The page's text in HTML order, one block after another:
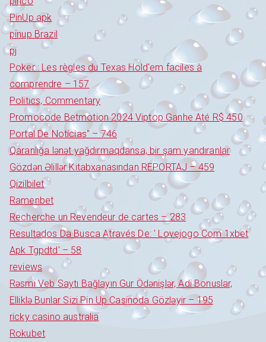
PinUp apk
pinup Brazil
pj
Poker : Les règles du Texas Hold'em faciles à
comprendre – 157
Politics, Commentary
Promocode Betmotion 2024 Viptop Ganhe Até R$ 450
Portal De Notícias" – 746
Qaranlığa lənət yağdırmaqdansa, bir şam yandıranlar
Gözdən Əlillər Kitabxanasından REPORTAJ – 459
Qizilbilet
Ramenbet
Recherche un Revendeur de cartes – 283
Resultados Da Busca Através De: ' Lovejogo Com 1xbet
Apk Tgpdtd' – 58
reviews
Rəsmi Veb Saytı Bağlayın️ Gur Ödənişlər, Adi Bonuslar,
Elliklə Bunlar Sizi Pin Up Casinoda Gözləyir – 195
ricky casino australia
Rokubet